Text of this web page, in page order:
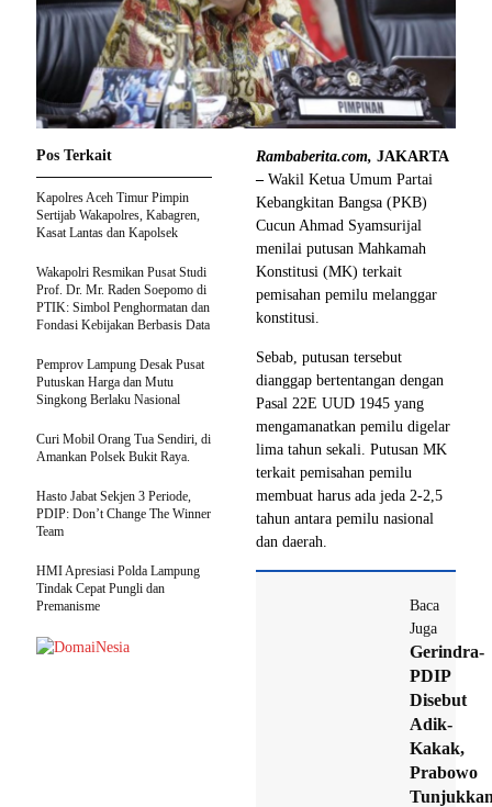
Rambaberita.com, JAKARTA
– Wakil Ketua Umum Partai
Kebangkitan Bangsa (PKB)
Cucun Ahmad Syamsurijal
menilai putusan Mahkamah
Konstitusi (MK) terkait
pemisahan pemilu melanggar
konstitusi.
Sebab, putusan tersebut
dianggap bertentangan dengan
Pasal 22E UUD 1945 yang
mengamanatkan pemilu digelar
lima tahun sekali. Putusan MK
terkait pemisahan pemilu
membuat harus ada jeda 2-2,5
tahun antara pemilu nasional
dan daerah.
Baca
Juga
Gerindra-
PDIP
Disebut
Adik-
Kakak,
Prabowo
Pos Terkait
Kapolres Aceh Timur Pimpin
Sertijab Wakapolres, Kabagren,
Kasat Lantas dan Kapolsek
Wakapolri Resmikan Pusat Studi
Prof. Dr. Mr. Raden Soepomo di
PTIK: Simbol Penghormatan dan
Fondasi Kebijakan Berbasis Data
Pemprov Lampung Desak Pusat
Putuskan Harga dan Mutu
Singkong Berlaku Nasional
Curi Mobil Orang Tua Sendiri, di
Amankan Polsek Bukit Raya.
Hasto Jabat Sekjen 3 Periode,
PDIP: Don’t Change The Winner
Team
HMI Apresiasi Polda Lampung
Tindak Cepat Pungli dan
Premanisme